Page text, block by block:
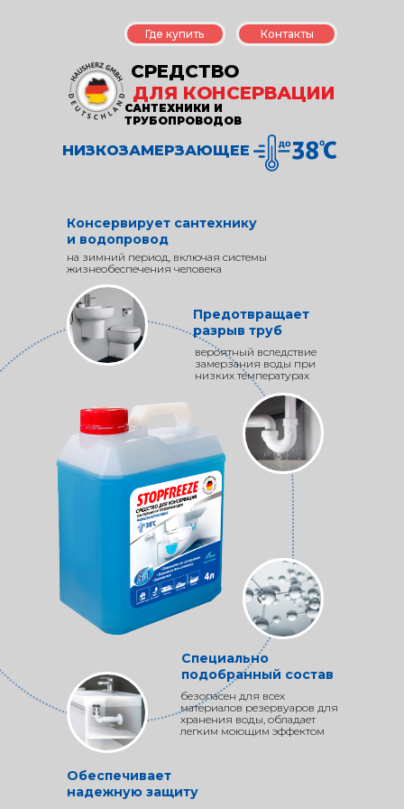
ДЛЯ КОНСЕРВАЦИИ
СРЕДСТВО
САНТЕХНИКИ И
ТРУБОПРОВОДОВ
НИЗКОЗАМЕРЗАЮЩЕЕ
Где купить Контакты
Консервирует сантехнику
и водопровод
на зимний период, включая системы
жизнеобеспечения человека
Обеспечивает
надежную защиту
Предотвращает
разрыв труб
вероятный вследствие
замерзания воды при
низких температурах
Специально
подобранный состав
безопасен для всех
материалов резервуаров для
хранения воды, обладает
легким моющим эффектом